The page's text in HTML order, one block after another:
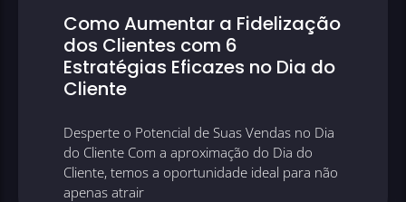
Como Aumentar a Fidelização
dos Clientes com 6
Estratégias Eficazes no Dia do
Cliente
Desperte o Potencial de Suas Vendas no Dia
do Cliente Com a aproximação do Dia do
Cliente, temos a oportunidade ideal para não
apenas atrair